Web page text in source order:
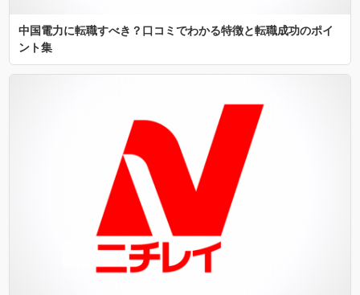
中国電力に転職すべき？口コミでわかる特徴と転職成功のポイ
ント集